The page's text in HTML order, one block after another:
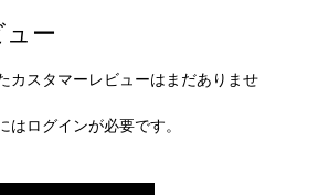
ー
カスタマーレビューはまだありませ
は ログインが必要です。